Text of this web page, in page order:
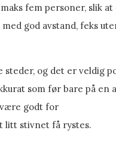
fem personer, slik
god avstand, feks
og det er veldig
som før bare på en
godt for
litt stivnet få rystes.